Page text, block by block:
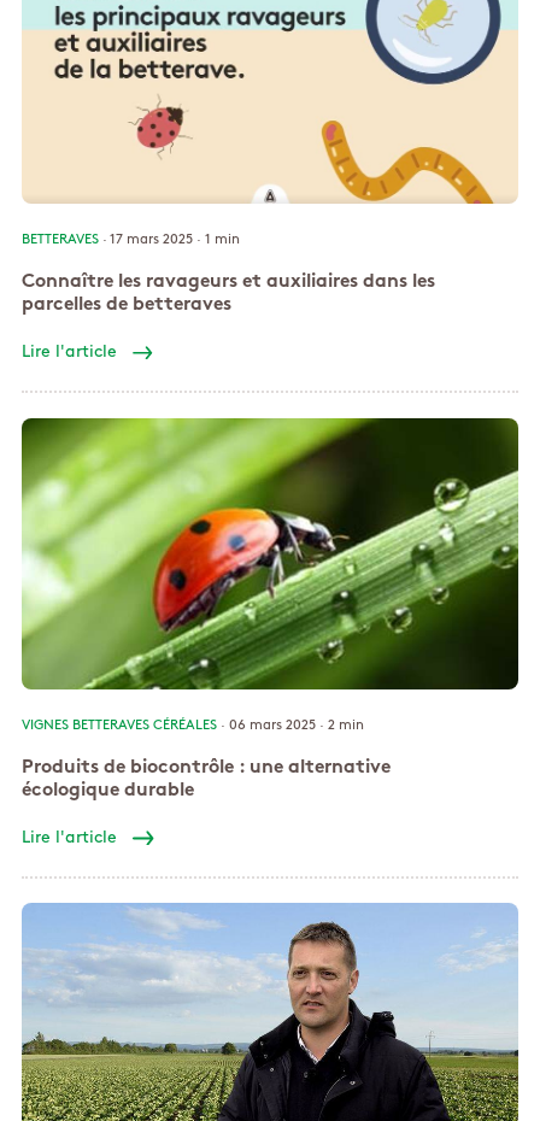
BETTERAVES· 17 mars 2025 · 1 min
Connaître les ravageurs et auxiliaires dans les
parcelles de betteraves
Lire l'article
VIGNES BETTERAVES CÉRÉALES· 06 mars 2025 · 2 min
Produits de biocontrôle : une alternative
écologique durable
Lire l'article